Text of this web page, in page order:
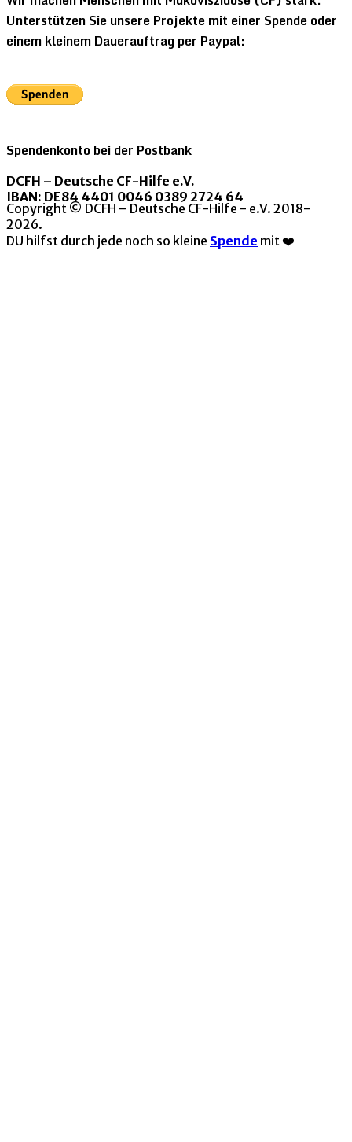
Unterstützen Sie unsere Projekte mit einer Spende oder
einem kleinem Dauerauftrag per Paypal:
Spendenkonto bei der Postbank
DCFH – Deutsche CF-Hilfe e.V.
IBAN: DE84 4401 0046 0389 2724 64
Copyright © DCFH – Deutsche CF-Hilfe - e.V. 2018-
2026.
DU hilfst durch jede noch so kleine Spende mit ❤️